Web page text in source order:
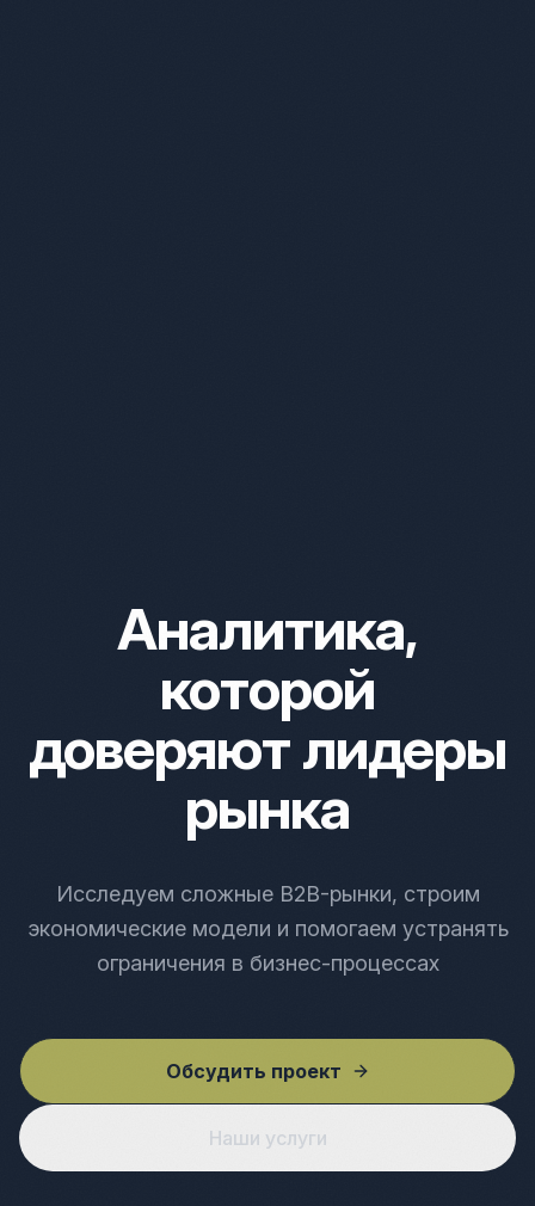
Аналитика,
которой
доверяют лидеры
рынка
Исследуем сложные B2B-рынки, строим
экономические модели и помогаем устранять
ограничения в бизнес-процессах
Обсудить проект
Наши услуги